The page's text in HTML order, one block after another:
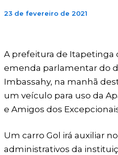
23 de fevereiro de 2021
A prefeitura de Itapetinga
emenda parlamentar do
Imbassahy, na manhã
um veículo para uso da
e Amigos dos
Um carro Gol irá auxiliar
administrativos da